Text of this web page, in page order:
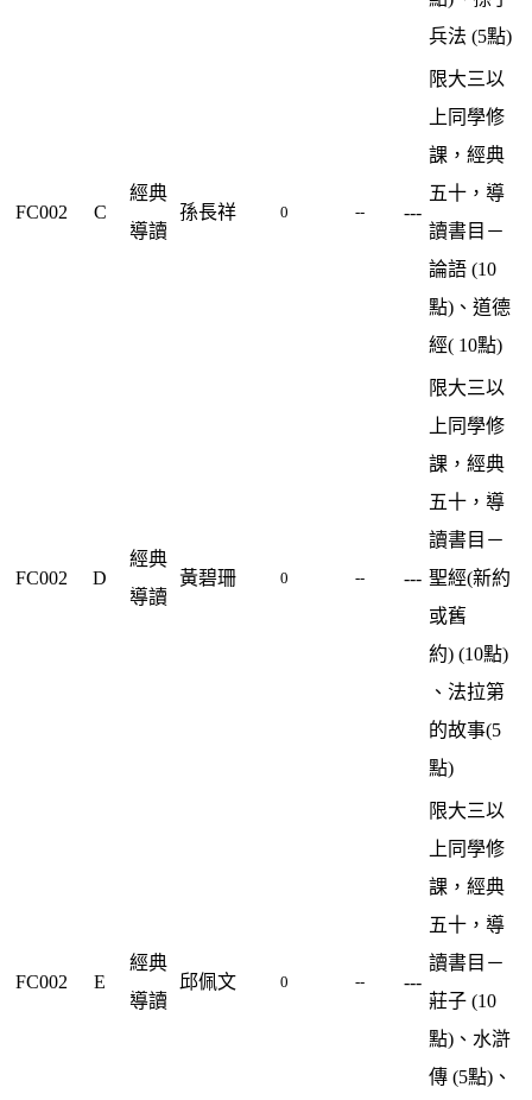
兵法 (5點)
FC002 C
經典
導讀
孫長祥 0 -- ---
限大三以
上同學修
課，經典
五十，導
讀書目－
論語 (10
點)、道德
經( 10點)
FC002 D
經典
導讀
黃碧珊 0 -- ---
限大三以
上同學修
課，經典
五十，導
讀書目－
聖經(新約
或舊
約) (10點)
、法拉第
的故事(5
點)
FC002 E
經典
導讀
邱佩文 0 -- ---
限大三以
上同學修
課，經典
五十，導
讀書目－
莊子 (10
點)、水滸
傳 (5點)、